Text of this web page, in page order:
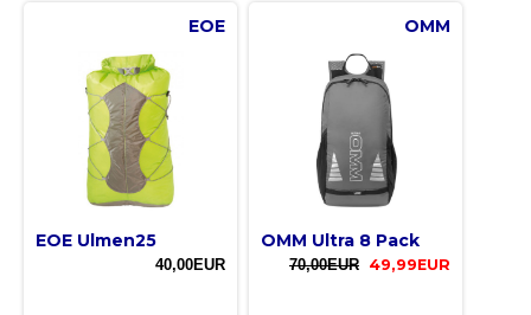
EOE
EOE Ulmen25
40,00EUR
OMM
OMM Ultra 8 Pack
70,00EUR 49,99EUR